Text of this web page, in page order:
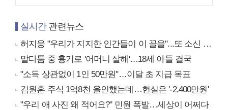
실시간관련뉴스
허지웅 "우리가 지지한 인간들이 이 꼴을"...또 소신 발언
말다툼 중 흉기로 '어머니 살해'…18세 아들 결국
"소득 상관없이 1인 50만원"…이달 초 지급 목표
김원훈 주식 1억8천 올인했는데…현실은 '-2,400만원'
"우리 애 사진 왜 적어요?" 민원 폭발…세상이 어쩌다